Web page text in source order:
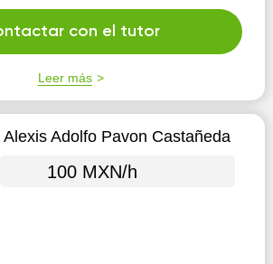
creo que cada alumno tiene un
que el aprendizaje debe de ser fluido
con el tutor
Leer más
Alexis Adolfo Pavon Castañeda
100 MXN/h